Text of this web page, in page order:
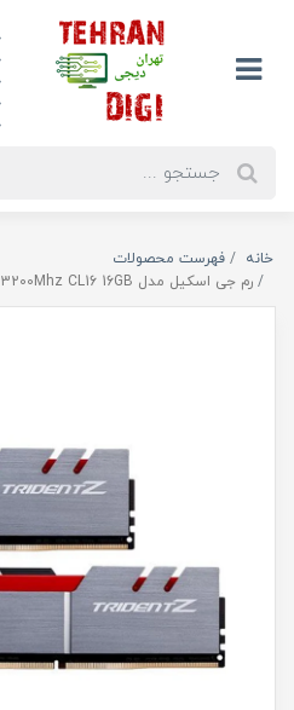
خانه
فهرست محصولات
رم جی اسکیل مدل Trident Z DDR4 (2x8GB) 3200Mhz CL16 16GB